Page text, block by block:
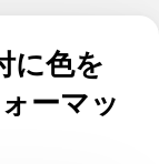
に色を
ーマッ